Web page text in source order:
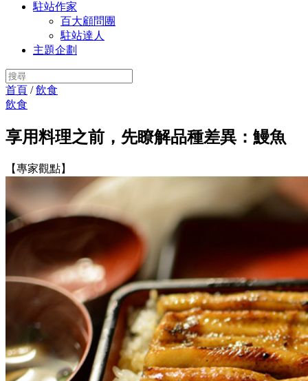
駐站作家
百大顧問團
駐站達人
主題企劃
首頁 /飲食
飲食
享用料理之前，先瞭解品種差異：鰻魚
【專家觀點】